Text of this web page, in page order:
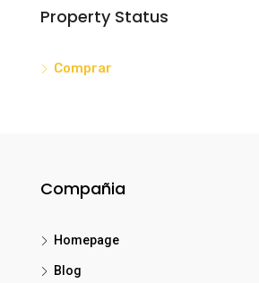
Property Status
Comprar
Compañia
Homepage
Blog